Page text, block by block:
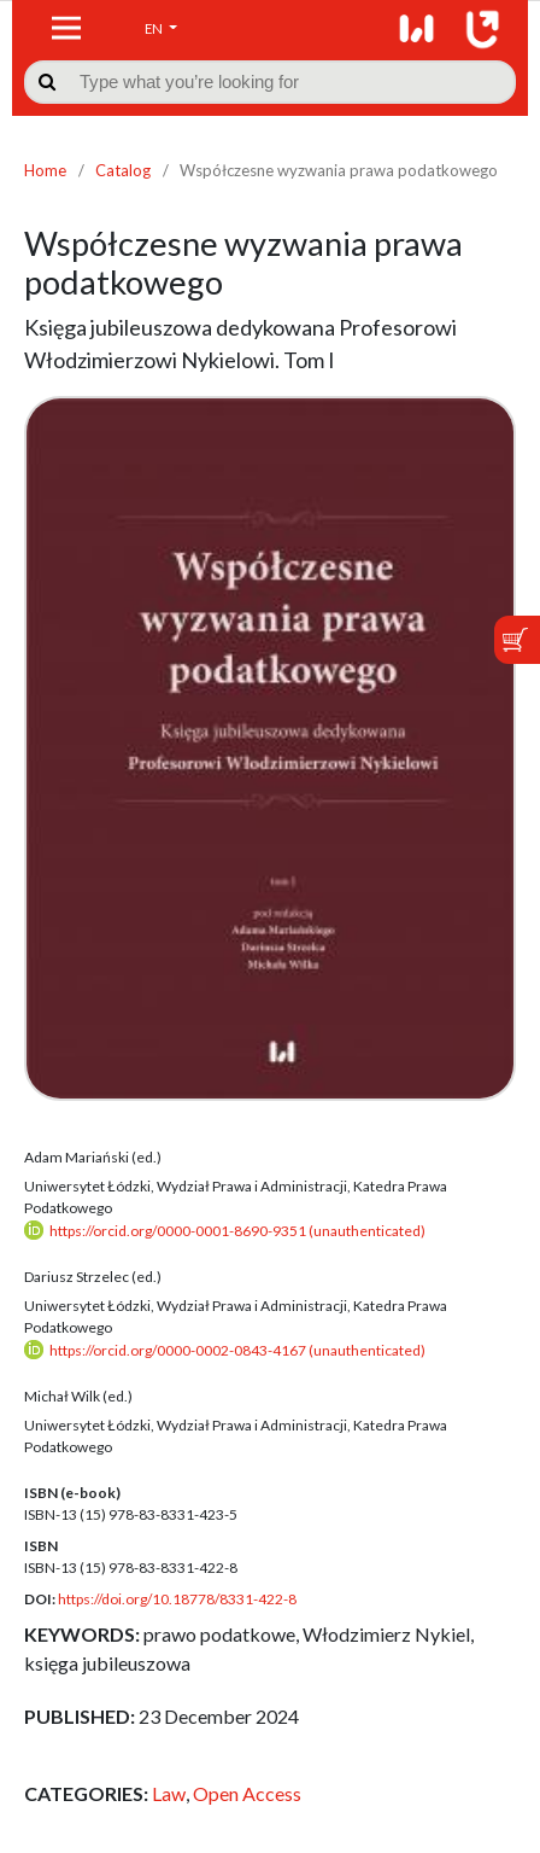
EN

Home / Catalog / Współczesne wyzwania prawa podatkowego
Współczesne wyzwania prawa
podatkowego
Księga jubileuszowa dedykowana Profesorowi
Włodzimierzowi Nykielowi. Tom I
Adam Mariański (ed.)
Uniwersytet Łódzki, Wydział Prawa i Administracji, Katedra Prawa
Podatkowego
https://orcid.org/0000-0001-8690-9351 (unauthenticated)
Dariusz Strzelec (ed.)
Uniwersytet Łódzki, Wydział Prawa i Administracji, Katedra Prawa
Podatkowego
https://orcid.org/0000-0002-0843-4167 (unauthenticated)
Michał Wilk (ed.)
Uniwersytet Łódzki, Wydział Prawa i Administracji, Katedra Prawa
Podatkowego
ISBN (e-book)
ISBN-13 (15) 978-83-8331-423-5
ISBN
ISBN-13 (15) 978-83-8331-422-8
DOI:https://doi.org/10.18778/8331-422-8
KEYWORDS:prawo podatkowe, Włodzimierz Nykiel,
księga jubileuszowa
PUBLISHED: 23 December 2024
CATEGORIES: Law Open Access